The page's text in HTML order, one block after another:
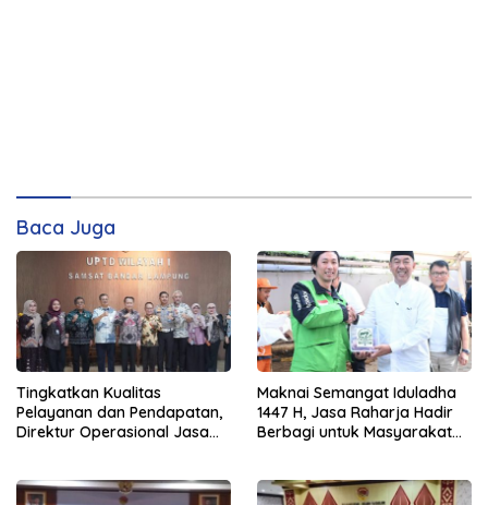
Baca Juga
Tingkatkan Kualitas
Pelayanan dan Pendapatan,
Direktur Operasional Jasa
Samsat Rajabasa
Maknai Semangat Iduladha
1447 H, Jasa Raharja Hadir
Berbagi untuk Masyarakat